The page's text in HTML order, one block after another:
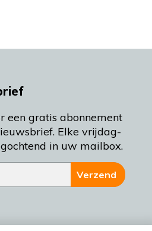
een gratis abonnement
Elke vrijdag-
in uw mailbox.
Verzend